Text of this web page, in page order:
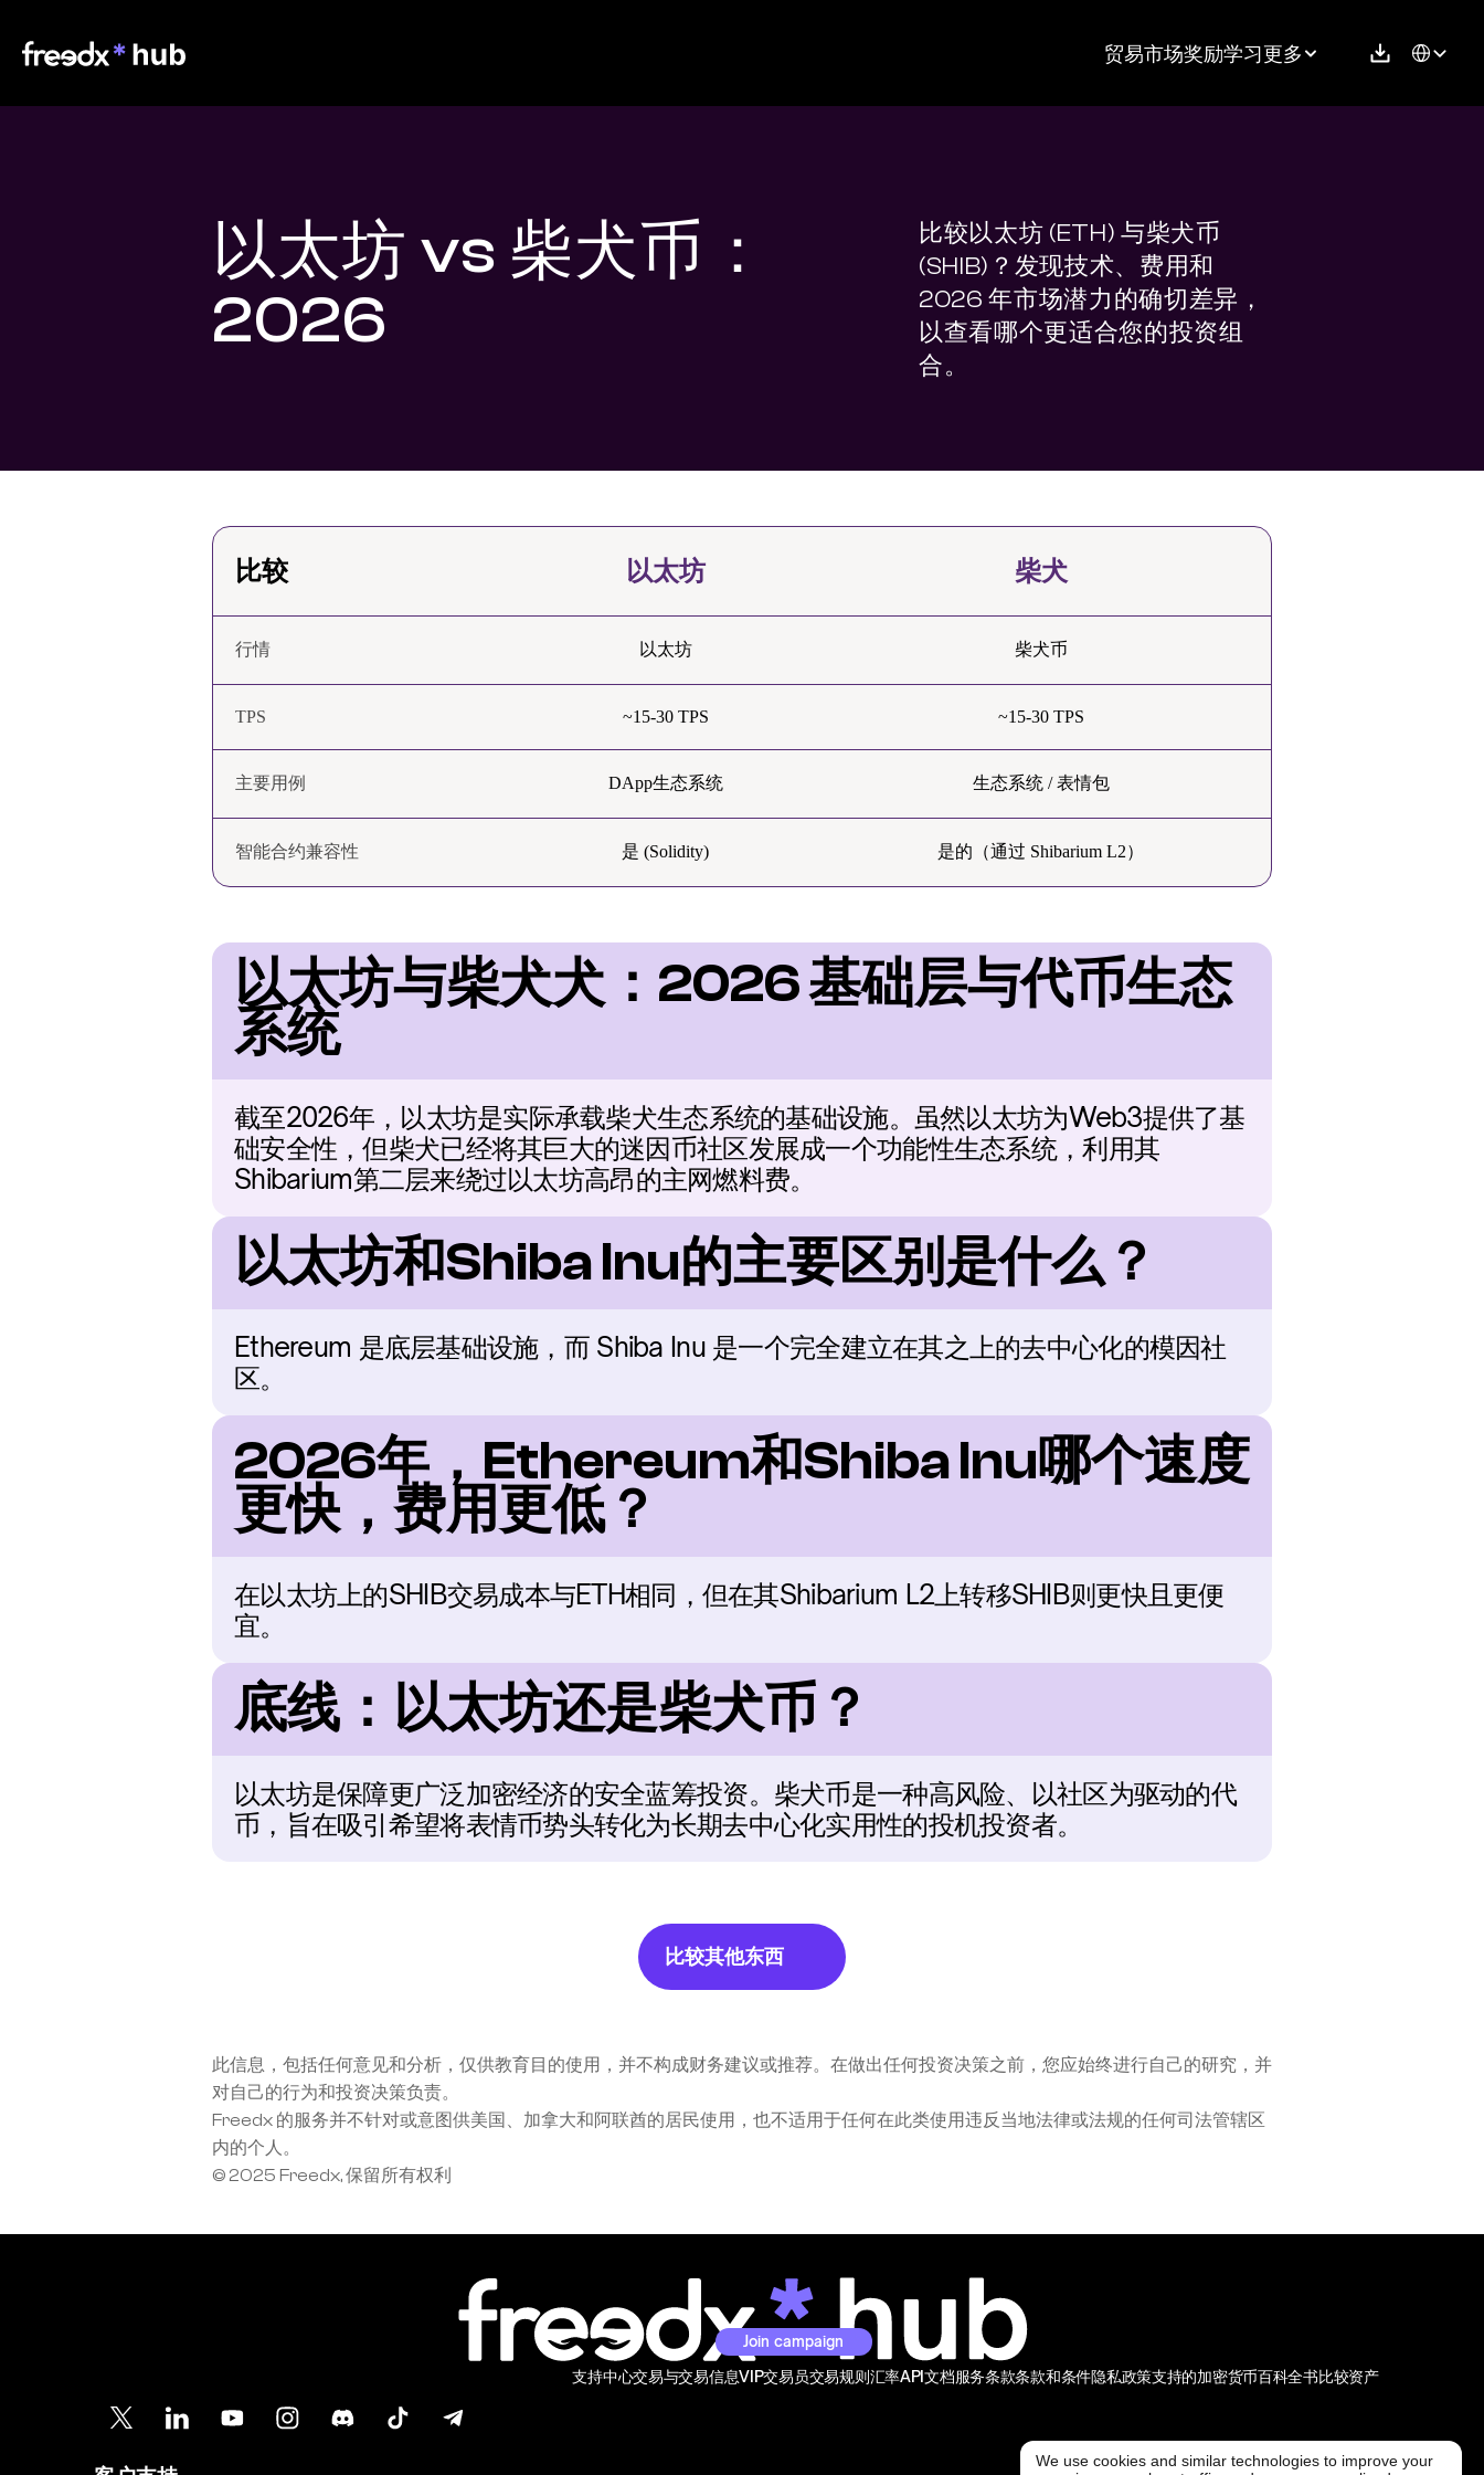
贸易市场奖励学习更多 Select
以太坊 vs 柴犬币：
2026
比较以太坊 (ETH) 与柴犬币
(SHIB)？发现技术、费用和
2026 年市场潜力的确切差异，
以查看哪个更适合您的投资组
合。
比较 以太坊 柴犬
行情 以太坊 柴犬币
TPS ~15-30 TPS ~15-30 TPS
主要用例 DApp生态系统 生态系统 / 表情包
智能合约兼容性 是 (Solidity) 是的（通过 Shibarium L2）
以太坊与柴犬犬：2026 基础层与代币生态
系统
截至2026年，以太坊是实际承载柴犬生态系统的基础设施。虽然以太坊为Web3提供了基
础安全性，但柴犬已经将其巨大的迷因币社区发展成一个功能性生态系统，利用其
Shibarium第二层来绕过以太坊高昂的主网燃料费。
以太坊和Shiba Inu的主要区别是什么？
Ethereum 是底层基础设施，而 Shiba Inu 是一个完全建立在其之上的去中心化的模因社
区。
2026年，Ethereum和Shiba Inu哪个速度
更快，费用更低？
在以太坊上的SHIB交易成本与ETH相同，但在其Shibarium L2上转移SHIB则更快且更便
宜。
底线：以太坊还是柴犬币？
以太坊是保障更广泛加密经济的安全蓝筹投资。柴犬币是一种高风险、以社区为驱动的代
币，旨在吸引希望将表情币势头转化为长期去中心化实用性的投机投资者。
比较其他东西
此信息，包括任何意见和分析，仅供教育目的使用，并不构成财务建议或推荐。在做出任何投资决策之前，您应始终进行自己的研究，并
对自己的行为和投资决策负责。
Freedx 的服务并不针对或意图供美国、加拿大和阿联酋的居民使用，也不适用于任何在此类使用违反当地法律或法规的任何司法管辖区
内的个人。
© 2025 Freedx, 保留所有权利
Join campaign
支持中心交易与交易信息VIP交易员交易规则汇率API文档服务条款条款和条件隐私政策支持的加密货币百科全书比较资产
We use cookies and similar technologies to improve your